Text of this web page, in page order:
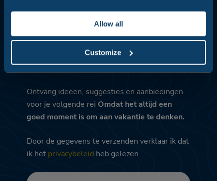
Allow all
Customize
Meld je aan voor de
Newsletter
Ontvang ideeën, suggesties en aanbiedingen
voor je volgende rei Omdat het altijd een
goed moment is om aan vakantie te denken.
Door de gegevens te verzenden verklaar ik dat
ik het privacybeleid heb gelezen